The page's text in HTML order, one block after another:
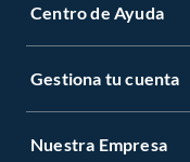
Centro de Ayuda
Servicio al Cliente
Gestiona tu cuenta
Gestiona tu cuenta
Nuestra Empresa